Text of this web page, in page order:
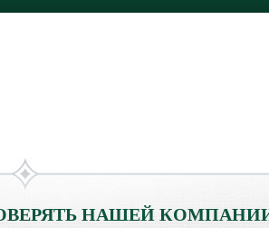
НАШЕЙ